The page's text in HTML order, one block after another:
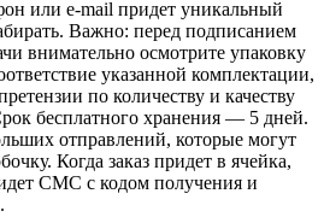
или e-mail придет уникальный
Важно: перед подписанием
внимательно осмотрите упаковку
указанной комплектации,
по количеству и качеству
бесплатного хранения — 5 дней.
отправлений, которые могут
Когда заказ придет в ячейка,
СМС с кодом получения и